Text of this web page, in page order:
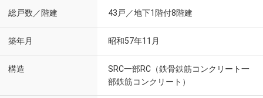
総戸数／階建 43戸／地下1階付8階建
築年月 昭和57年11月
構造
SRC一部RC（鉄骨鉄筋コンクリート一
部鉄筋コンクリート）